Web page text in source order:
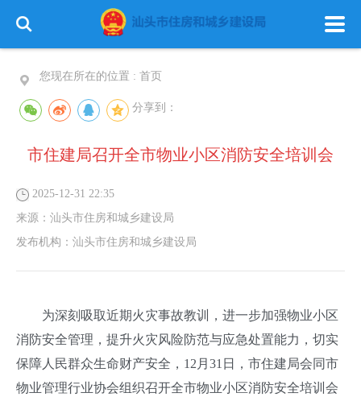
您现在所在的位置 : 首页
分享到：
市住建局召开全市物业小区消防安全培训会
2025-12-31 22:35
来源： 汕头市住房和城乡建设局
发布机构： 汕头市住房和城乡建设局
为深刻吸取近期火灾事故教训，进一步加强物业小区
消防安全管理，提升火灾风险防范与应急处置能力，切实
保障人民群众生命财产安全，12月31日，市住建局会同市
物业管理行业协会组织召开全市物业小区消防安全培训会